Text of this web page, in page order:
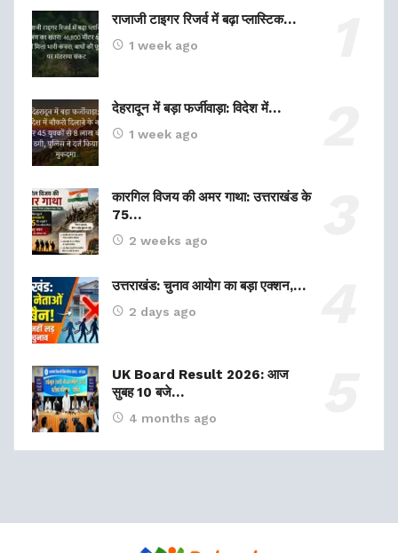
राजाजी टाइगर रिजर्व में बढ़ा प्लास्टिक…
1 week ago
देहरादून में बड़ा फर्जीवाड़ा: विदेश में…
1 week ago
कारगिल विजय की अमर गाथा: उत्तराखंड के
75…
2 weeks ago
उत्तराखंड: चुनाव आयोग का बड़ा एक्शन,…
2 days ago
UK Board Result 2026: आज
सुबह 10 बजे…
4 months ago